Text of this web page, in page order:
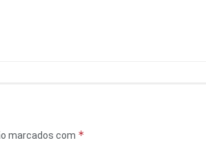
marcados com *